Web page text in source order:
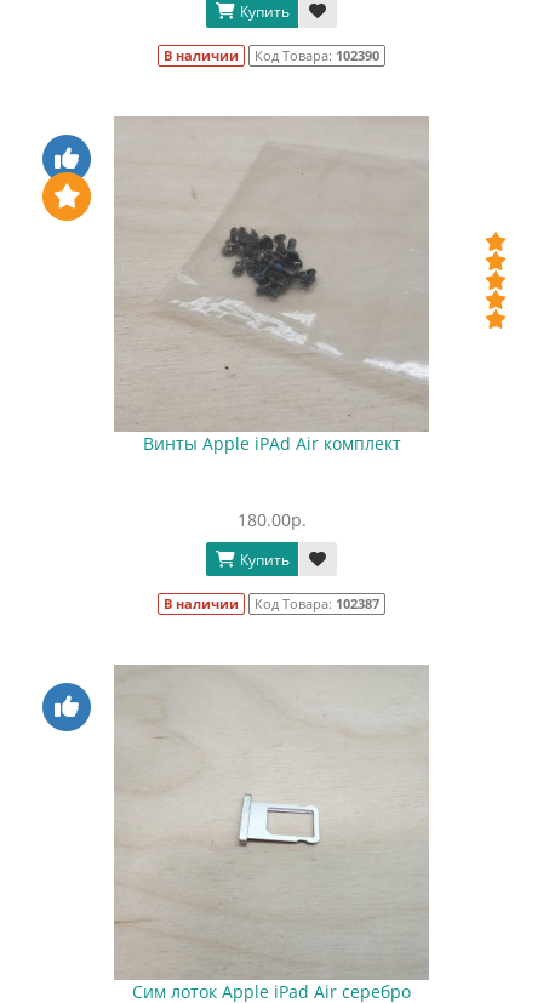
Купить
В наличии Код Товара: 102390
Винты Apple iPAd Air комплект
180.00р.
Купить
В наличии Код Товара: 102387
Сим лоток Apple iPad Air серебро